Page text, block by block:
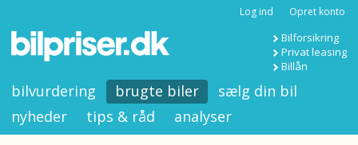
Log ind Opret konto
Bilforsikring
Privat leasing
Billån
bilvurdering brugte biler
sælg din bil
nyheder
tips & råd analyser